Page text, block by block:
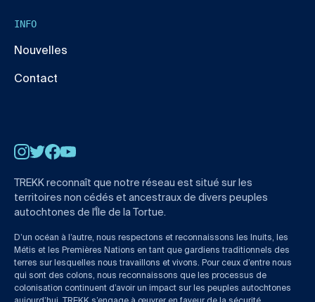
INFO
Nouvelles
Contact
Instagram
Twitter
Facebook
TREKK reconnaît que notre réseau est situé sur les
territoires non cédés et ancestraux de divers peuples
autochtones de l'Île de la Tortue.
D’un océan à l’autre, nous respectons et reconnaissons les Inuits, les
Métis et les Premières Nations en tant que gardiens traditionnels des
terres sur lesquelles nous travaillons et vivons. Pour ceux d’entre nous
qui sont des colons, nous reconnaissons que les processus de
colonisation continuent d’avoir un impact sur les peuples autochtones